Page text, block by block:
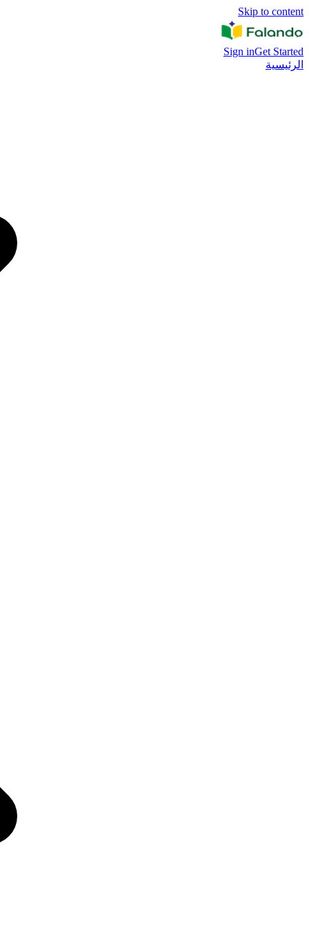
Skip to content
Sign inGet Started
الرئيسية